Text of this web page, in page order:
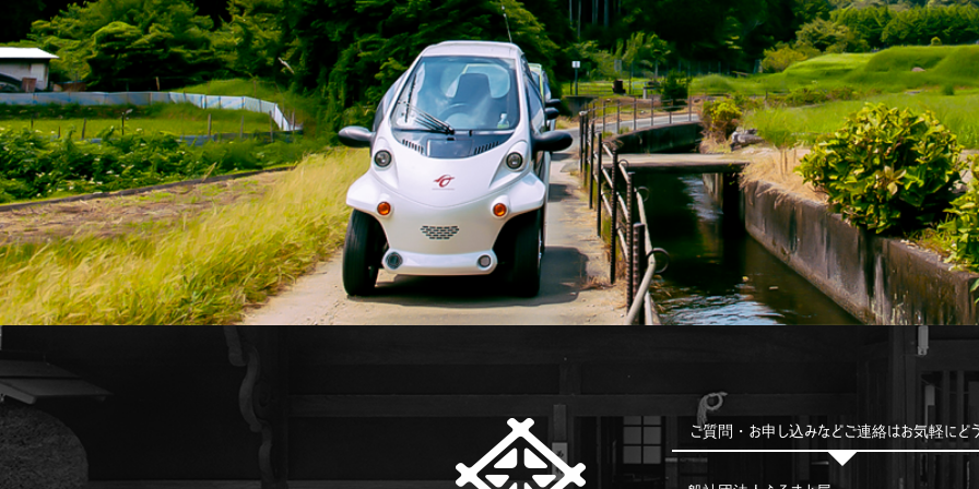
ご質問・お申し込みなどご連絡はお気軽にど